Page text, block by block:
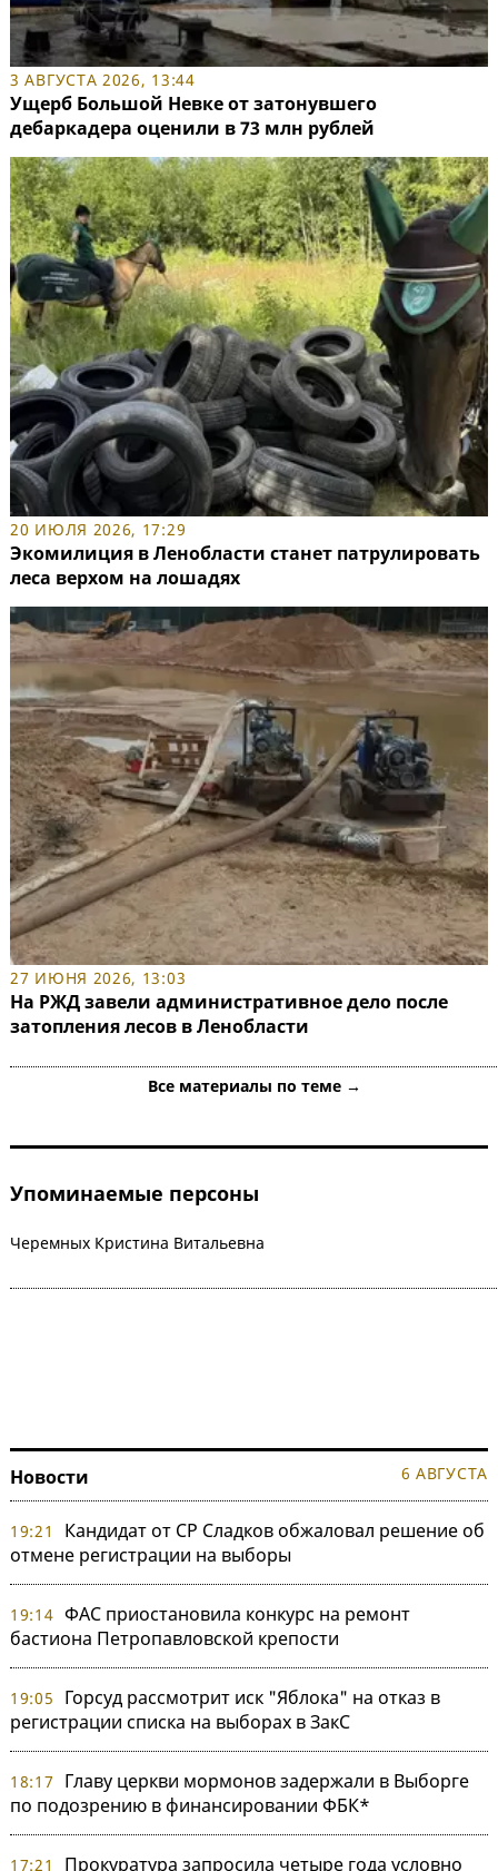
3 АВГУСТА 2026, 13:44
Ущерб Большой Невке от затонувшего
дебаркадера оценили в 73 млн рублей
20 ИЮЛЯ 2026, 17:29
Экомилиция в Ленобласти станет патрулировать
леса верхом на лошадях
27 ИЮНЯ 2026, 13:03
На РЖД завели административное дело после
затопления лесов в Ленобласти
Все материалы по теме →
Упоминаемые персоны
Черемных Кристина Витальевна
Новости 6 АВГУСТА
19:21
Кандидат от СР Сладков обжаловал решение об
отмене регистрации на выборы
19:14 ФАС приостановила конкурс на ремонт
бастиона Петропавловской крепости
19:05
Горсуд рассмотрит иск "Яблока" на отказ в
регистрации списка на выборах в ЗакС
18:17
Главу церкви мормонов задержали в Выборге
по подозрению в финансировании ФБК*
17:21 Прокуратура запросила четыре года условно